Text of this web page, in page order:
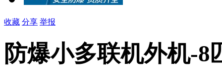
收藏 分享 举报
防爆小多联机外机-8